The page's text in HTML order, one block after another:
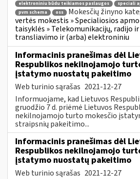
elektroniniu būdu teikiamos paslaugos
speciali
pvm schema
oss Mokesčių žinyno
vertės mokestis » Specialiosios
taisyklės » Telekomunikacijų, radijo
transliavimo ir (arba) elektroniniu
Informacinis pranešimas dėl
Respublikos nekilnojamojo
įstatymo nuostatų pakeitimo
Web turinio sąrašas 2021-12-27
Informuojame, kad Lietuvos
gruodžio 7 d. priėmė Lietuvos
nekilnojamojo turto mokesčio
straipsnių pakeitimo...
Informacinis pranešimas dėl
Respublikos nekilnojamojo
įstatymo nuostatų pakeitimo
Web turinio sąrašas 2021-12-27